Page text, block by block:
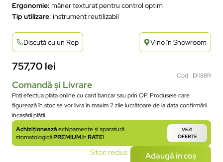
Ergonomie: mâner texturat pentru control optim
Tip utilizare: instrument reutilizabil
Discută cu un Rep Vino în Showroom
757,70 lei
Cod: DI188R
Comandă și Livrare
Poți efectua plata online cu card bancar sau prin OP. Produsele care
figurează în stoc se vor livra în maxim 2 zile lucrătoare de la data confirmării
încasării plății.
Achiziționeazăechipamente și aparatură
stomatologicăPREMIUMînRATE!
VEZI
OFERTE
Stoc redus Adaugă în coș